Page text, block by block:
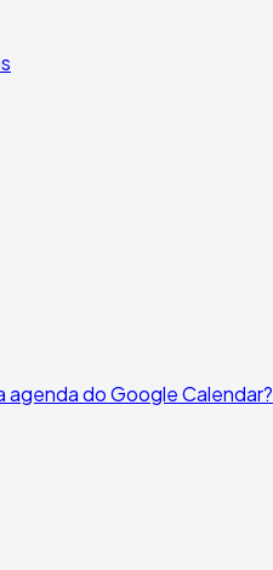
agenda do Google Calendar?